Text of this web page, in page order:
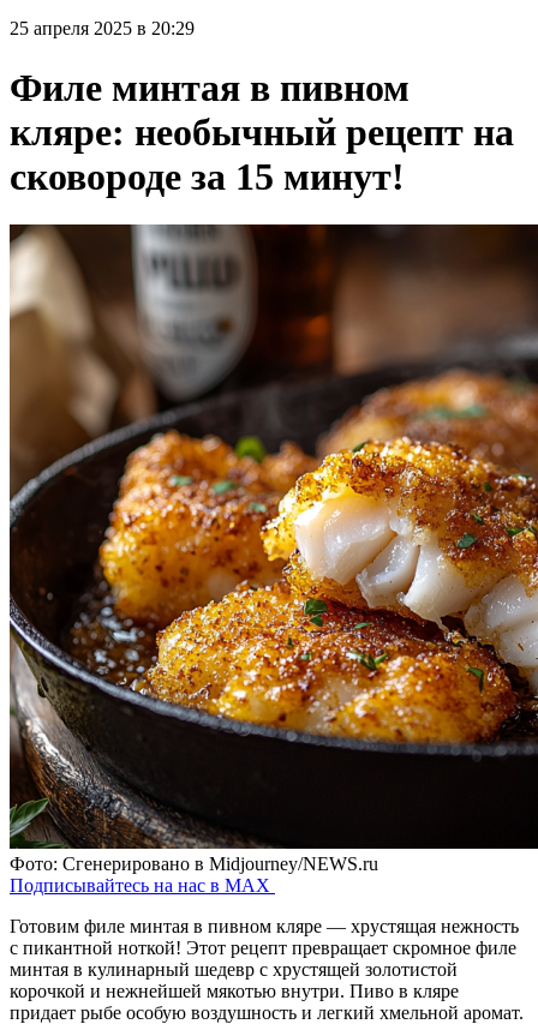
25 апреля 2025 в 20:29
Филе минтая в пивном
кляре: необычный рецепт на
сковороде за 15 минут!
Фото: Сгенерировано в Midjourney/NEWS.ru
Подписывайтесь на нас в MAX
Готовим филе минтая в пивном кляре — хрустящая нежность
с пикантной ноткой! Этот рецепт превращает скромное филе
минтая в кулинарный шедевр с хрустящей золотистой
корочкой и нежнейшей мякотью внутри. Пиво в кляре
придает рыбе особую воздушность и легкий хмельной аромат.